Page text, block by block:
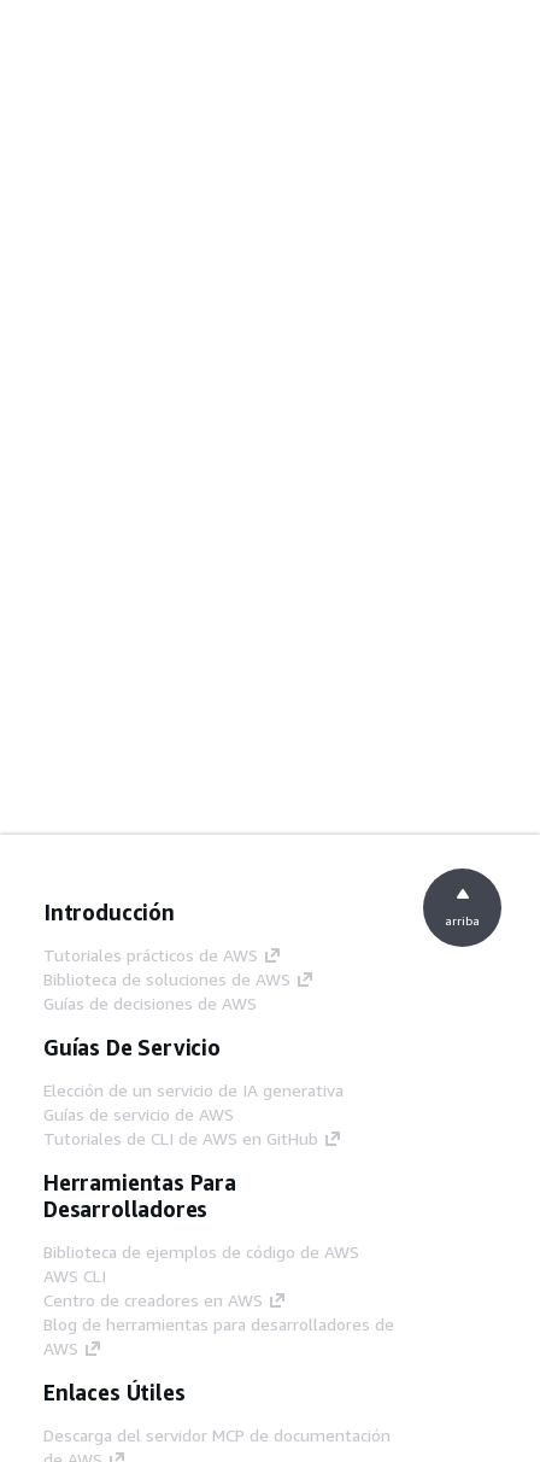
Introducción
Tutoriales prácticos de AWS
Biblioteca de soluciones de AWS
Guías de decisiones de AWS
Guías De Servicio
Elección de un servicio de IA generativa
Guías de servicio de AWS
Tutoriales de CLI de AWS en GitHub
Herramientas Para
Desarrolladores
Biblioteca de ejemplos de código de AWS
AWS CLI
Centro de creadores en AWS
Blog de herramientas para desarrolladores de
AWS
Enlaces Útiles
Descarga del servidor MCP de documentación
arriba